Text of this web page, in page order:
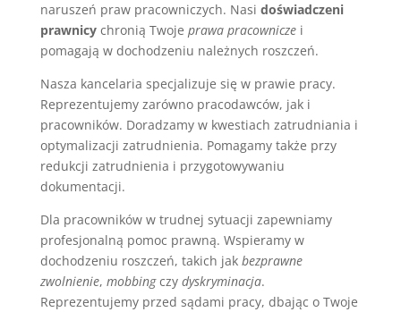
naruszeń praw pracowniczych. Nasi doświadczeni
prawnicychronią Twoje prawa pracowniczei
pomagają w dochodzeniu należnych roszczeń.
Nasza kancelaria specjalizuje się w prawie pracy.
Reprezentujemy zarówno pracodawców, jak i
pracowników. Doradzamy w kwestiach zatrudniania i
optymalizacji zatrudnienia. Pomagamy także przy
redukcji zatrudnienia i przygotowywaniu
dokumentacji.
Dla pracowników w trudnej sytuacji zapewniamy
profesjonalną pomoc prawną. Wspieramy w
dochodzeniu roszczeń, takich jak bezprawne
zwolnienie, mobbingczy dyskryminacja.
Reprezentujemy przed sądami pracy, dbając o Twoje